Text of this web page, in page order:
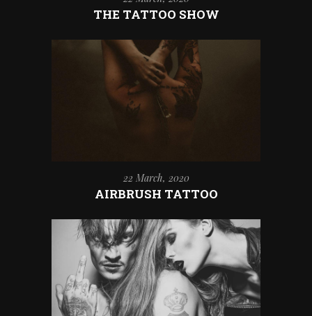
THE TATTOO SHOW
22 March, 2020
AIRBRUSH TATTOO